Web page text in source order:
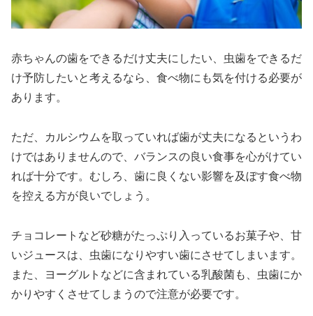
赤ちゃんの歯をできるだけ丈夫にしたい、虫歯をできるだ
け予防したいと考えるなら、食べ物にも気を付ける必要が
あります。
ただ、カルシウムを取っていれば歯が丈夫になるというわ
けではありませんので、バランスの良い食事を心がけてい
れば十分です。むしろ、歯に良くない影響を及ぼす食べ物
を控える方が良いでしょう。
チョコレートなど砂糖がたっぷり入っているお菓子や、甘
いジュースは、虫歯になりやすい歯にさせてしまいます。
また、ヨーグルトなどに含まれている乳酸菌も、虫歯にか
かりやすくさせてしまうので注意が必要です。